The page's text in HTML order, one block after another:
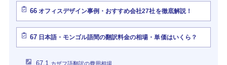
66オフィスデザイン事例・おすすめ会社27社を徹底解説！
67日本語・モンゴル語間の翻訳料金の相場・単価はいくら？
67.1 カザフ語翻訳の費用相場